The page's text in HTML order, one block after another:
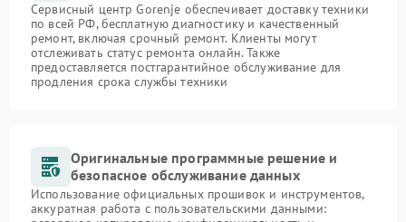
Сервисный центр Gorenje обеспечивает доставку техники
по всей РФ, бесплатную диагностику и качественный
ремонт, включая срочный ремонт. Клиенты могут
отслеживать статус ремонта онлайн. Также
предоставляется постгарантийное обслуживание для
продления срока службы техники
Оригинальные программные решение и
безопасное обслуживание данных
Использование официальных прошивок и инструментов,
аккуратная работа с пользовательскими данными: